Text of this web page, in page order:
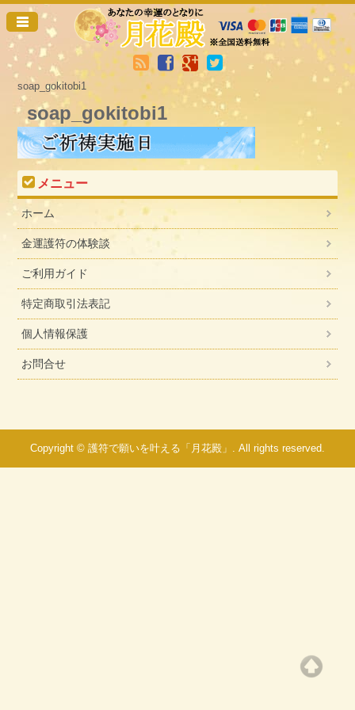
soap_gokitobi1
soap_gokitobi1
メニュー
ホーム
金運護符の体験談
ご利用ガイド
特定商取引法表記
個人情報保護
お問合せ
Copyright © 護符で願いを叶える「月花殿」. All rights reserved.